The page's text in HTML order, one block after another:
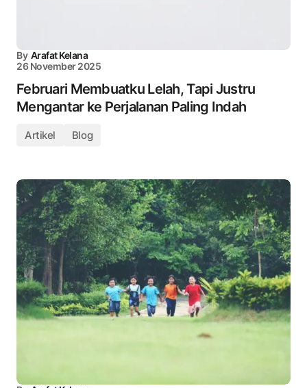
By Arafat Kelana
26 November 2025
Februari Membuatku Lelah, Tapi Justru
Mengantar ke Perjalanan Paling Indah
Artikel Blog